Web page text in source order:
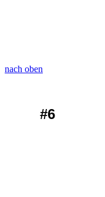
nach oben
#6